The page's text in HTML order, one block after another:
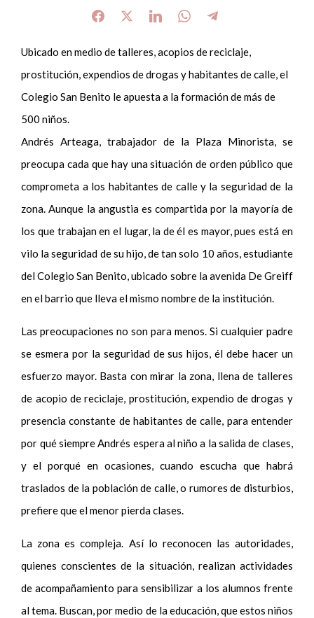
Ubicado en medio de talleres, acopios de reciclaje,
prostitución, expendios de drogas y habitantes de calle, el
Colegio San Benito le apuesta a la formación de más de
500 niños.
Andrés Arteaga, trabajador de la Plaza Minorista, se
preocupa cada que hay una situación de orden público que
comprometa a los habitantes de calle y la seguridad de la
zona. Aunque la angustia es compartida por la mayoría de
los que trabajan en el lugar, la de él es mayor, pues está en
vilo la seguridad de su hijo, de tan solo 10 años, estudiante
del Colegio San Benito, ubicado sobre la avenida De Greiff
en el barrio que lleva el mismo nombre de la institución.
Las preocupaciones no son para menos. Si cualquier padre
se esmera por la seguridad de sus hijos, él debe hacer un
esfuerzo mayor. Basta con mirar la zona, llena de talleres
de acopio de reciclaje, prostitución, expendio de drogas y
presencia constante de habitantes de calle, para entender
por qué siempre Andrés espera al niño a la salida de clases,
y el porqué en ocasiones, cuando escucha que habrá
traslados de la población de calle, o rumores de disturbios,
prefiere que el menor pierda clases.
La zona es compleja. Así lo reconocen las autoridades,
quienes conscientes de la situación, realizan actividades
de acompañamiento para sensibilizar a los alumnos frente
al tema. Buscan, por medio de la educación, que estos niños